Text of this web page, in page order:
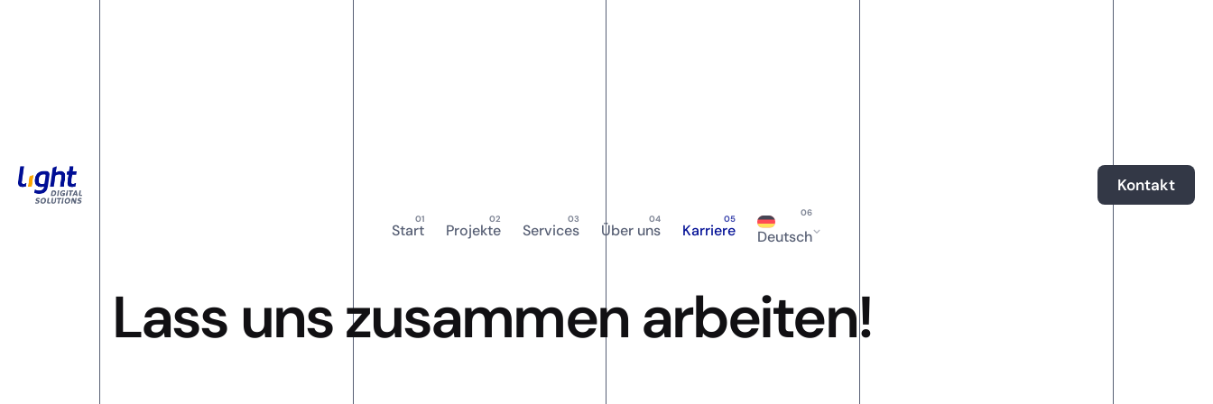
Start Projekte Services Über uns Karriere Deutsch
Kontakt
Lass uns zusammen arbeiten!